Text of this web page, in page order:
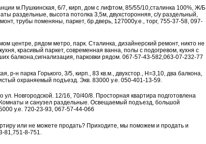
м.Пушкинская, 6/7, кирп, дом с лифтом, 85/55/10,сталинка 100%, Ж/Б
раздельные, высота потолка 3,5м, двухсторонняя, с/у раздельный,
трубы поменяны, паркет, бр.дверь, 127000у.е., торг, 755-37-58, 097-
центре, рядом метро, парк. Сталинка, дизайнерский ремонт, никто не
красивый паркет, современная ванна, полы с подогревом, кухня с
балкона,сигнализация, парковки рядом. 067-57-43-582,063-07-232-77
р-н парка Горького, 3/5, кирп., 83 кв.м., двухстор., Н=3,10, два балкона,
охраняемый подъезд. Экв. 83000 у.е. 050-401-13-59.
ул. Новгородской. 12/16, 70/40/8. Просторная квартира подготовлена
и санузел раздельные. Освещаемый подъезд, большой
у.е. 720-23-93, 067-57-44-066
или не можете продать? Приходите, мы поможем и продать и
81,751-8-751.